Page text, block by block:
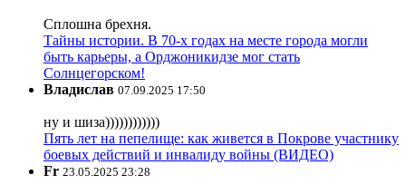
Сплошна брехня.
Тайны истории. В 70-х годах на месте города могли
быть карьеры, а Орджоникидзе мог стать
Солнцегорском!
Владислав 07.09.2025 17:50
ну и шиза))))))))))))
Пять лет на пепелище: как живется в Покрове участнику
боевых действий и инвалиду войны (ВИДЕО)
Fr 23.05.2025 23:28